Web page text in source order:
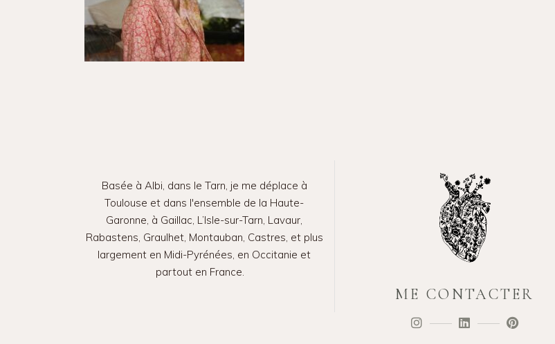
Basée à Albi, dans le Tarn, je me déplace à
Toulouse et dans l'ensemble de la Haute-
Garonne, à Gaillac, L’Isle-sur-Tarn, Lavaur,
Rabastens, Graulhet, Montauban, Castres, et plus
largement en Midi-Pyrénées, en Occitanie et
partout en France.
ME CONTACTER